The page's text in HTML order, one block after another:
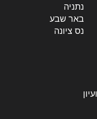
נתניה
באר שבע
נס ציונה